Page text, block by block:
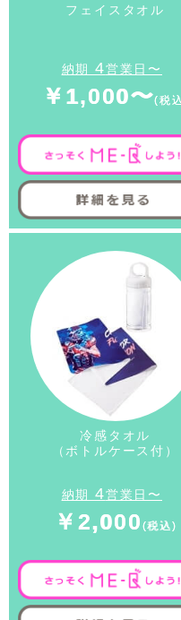
フェイスタオル
納期 4営業日〜
￥1,000〜
冷感タオル
（ボトルケース付）
納期 4営業日〜
￥2,000